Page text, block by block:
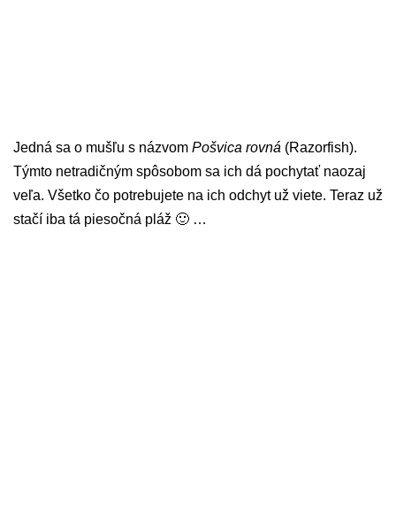
Jedná sa o mušľu s názvom Pošvica rovná (Razorfish).
Týmto netradičným spôsobom sa ich dá pochytať naozaj
veľa. Všetko čo potrebujete na ich odchyt už viete. Teraz už
stačí iba tá piesočná pláž 🙂 …